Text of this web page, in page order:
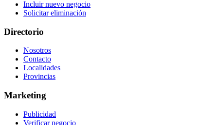
Incluir nuevo negocio
Solicitar eliminación
Directorio
Nosotros
Contacto
Localidades
Provincias
Marketing
Publicidad
Verificar negocio